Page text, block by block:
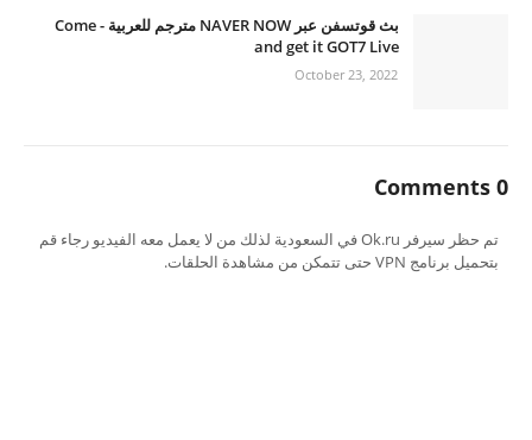
بث قوتسفن عبر NAVER NOW مترجم للعربية - Come
and get it GOT7 Live
October 23, 2022
0 Comments
تم حظر سيرفر Ok.ru في السعودية لذلك من لا يعمل معه الفيديو رجاء قم
بتحميل برنامج VPN حتى تتمكن من مشاهدة الحلقات.